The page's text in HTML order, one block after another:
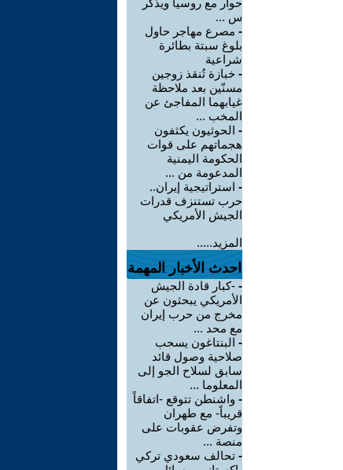
حوار مع روسيا ويذكر
س ...
- مصرع مهاجر حاول
بلوغ سبتة بطائرة
شراعية
- خبازة تُنقذ زوجين
مسنّين بعد ملاحظة
غيابهما المفاجئ عن
المخب ...
- الحوثيون يكثفون
هجماتهم على قوات
الحكومة اليمنية
المدعومة من ...
- استراتيجية إيران..
حرب تستنزف قدرات
الجيش الأمريكي
المزيد.....
احدث الأخبار المهمة
- -كبار قادة الجيش
الأمريكي يبحثون عن
مخرج من حرب إيران
مع محد ...
- البنتاغون يسحب
صلاحية وصول قائد
سابق لسلاح الجو إلى
المعلوما ...
- واشنطن تتوقع -اتفاقاً
قريباً- مع طهران
وتفرض عقوبات على
منصة ...
- تحالف سعودي تركي